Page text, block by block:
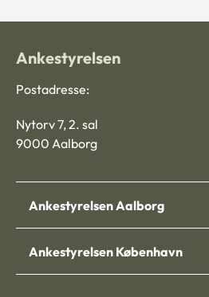
Ankestyrelsen
Postadresse:
Nytorv 7, 2. sal
9000 Aalborg
Ankestyrelsen Aalborg
Ankestyrelsen København